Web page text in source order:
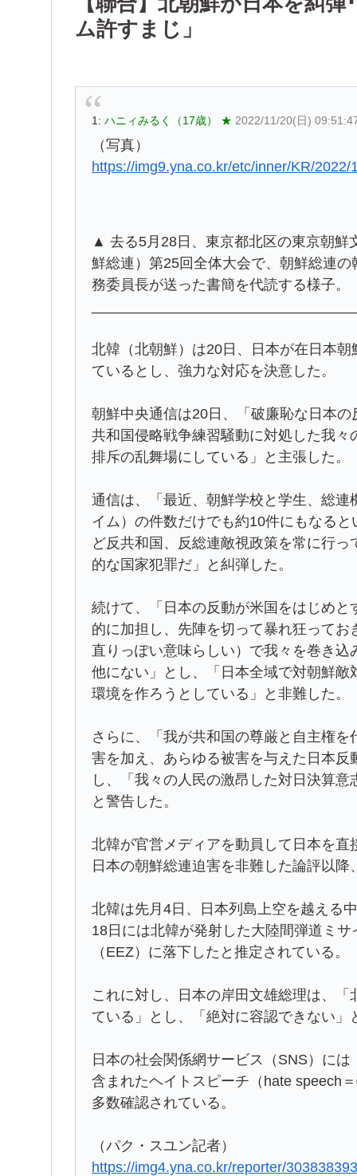
ム許すまじ」
1: ハニィみるく（17歳） ★ 2022/11/20(日)
（写真）
https://img9.yna.co.kr/etc/inner/KR/
▲ 去る5月28日、東京都北区の東京朝鮮
鮮総連）第25回全体大会で、朝鮮総連
務委員長が送った書簡を代読する様子。
北韓（北朝鮮）は20日、日本が在日本
ているとし、強力な対応を決意した。
朝鮮中央通信は20日、「破廉恥な日本
共和国侵略戦争練習騒動に対処した我
排斥の乱舞場にしている」と主張した。
通信は、「最近、朝鮮学校と学生、総
イム）の件数だけでも約10件にもなる
ど反共和国、反総連敵視政策を常に行
的な国家犯罪だ」と糾弾した。
続けて、「日本の反動が米国をはじめ
的に加担し、先陣を切って暴れ狂って
直りっぽい意味らしい）で我々を巻き
他にない」とし、「日本全域で対朝鮮
環境を作ろうとしている」と非難した。
さらに、「我が共和国の尊厳と自主権
害を加え、あらゆる被害を与えた日本
し、「我々の人民の激昂した対日決算
と警告した。
北韓が官営メディアを動員して日本を
日本の朝鮮総連迫害を非難した論評以降
北韓は先月4日、日本列島上空を越える
18日には北韓が発射した大陸間弾道ミ
（EEZ）に落下したと推定されている。
これに対し、日本の岸田文雄総理は、
ている」とし、「絶対に容認できない」
日本の社会関係網サービス（SNS）に
含まれたヘイトスピーチ（hate speech
多数確認されている。
（パク・スユン記者）
https://img4.yna.co.kr/reporter/